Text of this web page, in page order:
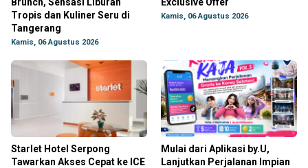
Tropis dan Kuliner Seru di
Tangerang
Kamis, 06 Agustus 2026
Kamis, 06 Agustus 2026
Starlet Hotel Serpong
Tawarkan Akses Cepat ke ICE
Mulai dari Aplikasi by.U,
Lanjutkan Perjalanan Impian